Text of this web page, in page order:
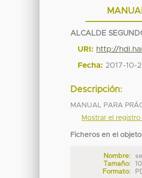
ALCALDE
URI: http://
Fecha: 2017-10-
Descripción:
MANUAL PARA
Mostrar el
Ficheros en el objeto
Nombre:
Tamaño:
Formato: